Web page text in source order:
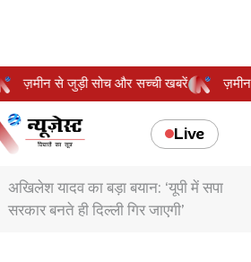
ज़मीन से जुड़ी सोच और सच्ची खबरें
Live
अखिलेश यादव का बड़ा बयान: ‘यूपी में सपा
सरकार बनते ही दिल्ली गिर जाएगी’